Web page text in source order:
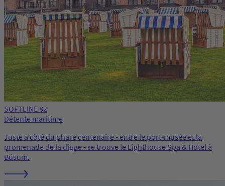
SOFTLINE 82
Détente maritime
Juste à côté du phare centenaire - entre le port-musée et la
promenade de la digue - se trouve le Lighthouse Spa & Hotel à
Büsum.